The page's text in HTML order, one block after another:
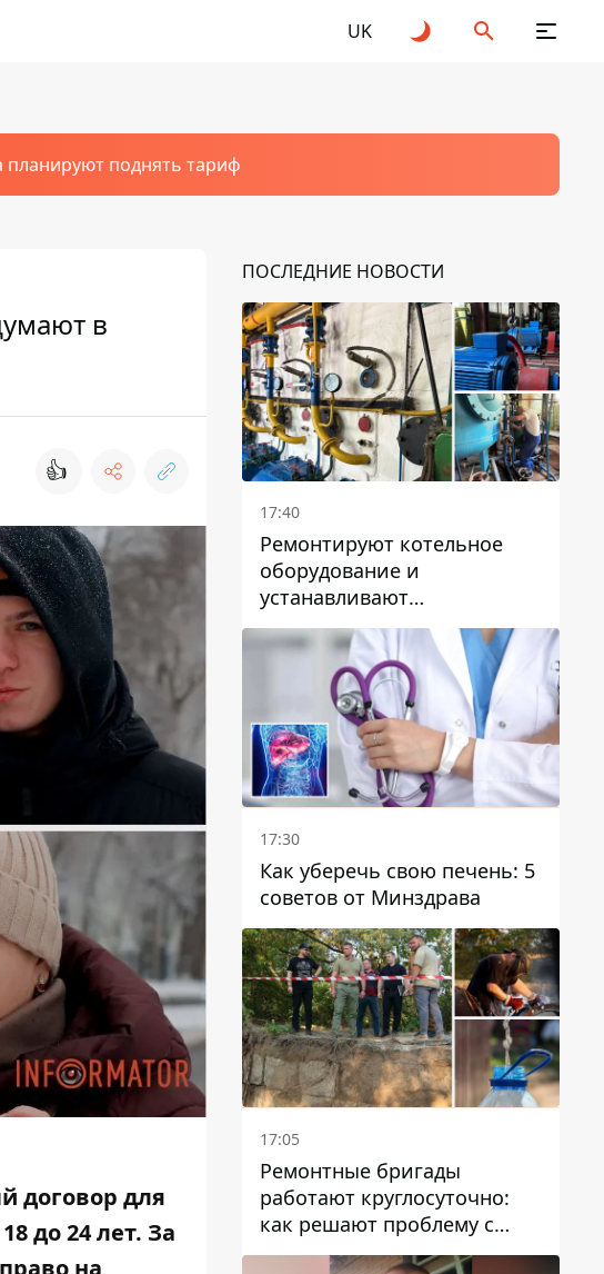
UK
планируют поднять тариф
в
👍
договор для
до 24 лет. За
ПОСЛЕДНИЕ НОВОСТИ
17:40
Ремонтируют котельное
оборудование и
устанавливают
генераторные установки:
как в Днепре готовятся к
отопительному сезону
17:30
Как уберечь свою печень: 5
советов от Минздрава
17:05
Ремонтные бригады
работают круглосуточно:
как решают проблему с
водой в Марганецкой